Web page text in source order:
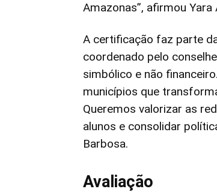
Amazonas”, afirmou Yara
A certificação faz parte
coordenado pelo
simbólico e não
municípios que
Queremos valorizar as
alunos e consolidar
Barbosa.
Avaliação